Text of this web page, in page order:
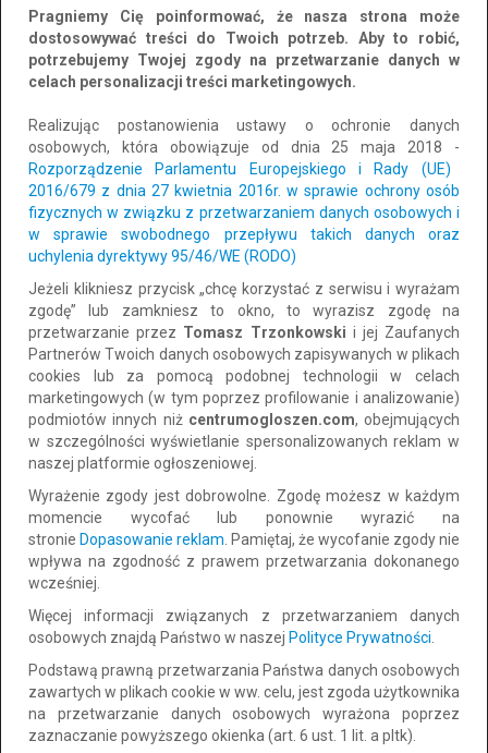
Wypełniaj Ankiety Za Pieniądze
Lokalizacja: Łódź CAŁY KRAJ
Dodano: 2025-04-09 16:02:07
za darmo Dodaj do schowka
Szybka i bezpłatna obsługa pożyczki.
Lokalizacja: Krasiczyn
Dodano: 2026-08-04 13:22:37
Pragniemy Cię poinformować, że nasza strona może
dostosowywać treści do Twoich potrzeb. Aby to robić,
potrzebujemy Twojej zgody na przetwarzanie danych w
celach personalizacji treści marketingowych.
Realizując postanowienia ustawy o ochronie danych
osobowych, która obowiązuje od dnia 25 maja 2018 -
Rozporządzenie Parlamentu Europejskiego i Rady (UE)
2016/679 z dnia 27 kwietnia 2016r. w sprawie ochrony osób
fizycznych w związku z przetwarzaniem danych osobowych i
w sprawie swobodnego przepływu takich danych oraz
uchylenia dyrektywy 95/46/WE (RODO)
Jeżeli klikniesz przycisk „chcę korzystać z serwisu i wyrażam
zgodę” lub zamkniesz to okno, to wyrazisz zgodę na
przetwarzanie przez Tomasz Trzonkowski i jej Zaufanych
Partnerów Twoich danych osobowych zapisywanych w plikach
cookies lub za pomocą podobnej technologii w celach
marketingowych (w tym poprzez profilowanie i analizowanie)
podmiotów innych niż centrumogloszen.com, obejmujących
w szczególności wyświetlanie spersonalizowanych reklam w
naszej platformie ogłoszeniowej.
Wyrażenie zgody jest dobrowolne. Zgodę możesz w każdym
momencie wycofać lub ponownie wyrazić na
stronie Dopasowanie reklam. Pamiętaj, że wycofanie zgody nie
wpływa na zgodność z prawem przetwarzania dokonanego
wcześniej.
Więcej informacji związanych z przetwarzaniem danych
osobowych znajdą Państwo w naszej Polityce Prywatności.
Podstawą prawną przetwarzania Państwa danych osobowych
zawartych w plikach cookie w ww. celu, jest zgoda użytkownika
na przetwarzanie danych osobowych wyrażona poprzez
zaznaczanie powyższego okienka (art. 6 ust. 1 lit. a pltk).